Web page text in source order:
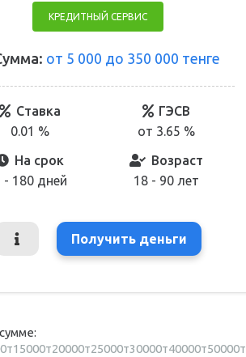
КРЕДИТНЫЙ СЕРВИС
от 5 000 до 350 000 тенге
Ставка
0.01 %
ГЭСВ
от 3.65 %
На срок
- 180 дней
Возраст
18 - 90 лет
Получить деньги
15000т20000т25000т30000т40000т50000т